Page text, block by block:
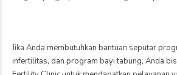
081336865595
Atau kunjungi langsung Signum Fertility Clinic